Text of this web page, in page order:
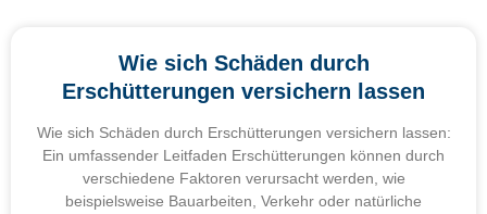
Wie sich Schäden durch
Erschütterungen versichern lassen
Wie sich Schäden durch Erschütterungen versichern lassen:
Ein umfassender Leitfaden Erschütterungen können durch
verschiedene Faktoren verursacht werden, wie
beispielsweise Bauarbeiten, Verkehr oder natürliche